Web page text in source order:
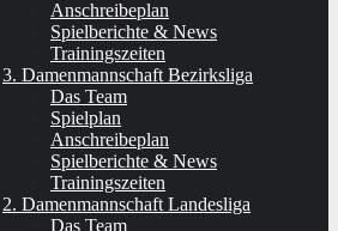
Anschreibeplan
Spielberichte & News
Trainingszeiten
3. Damenmannschaft Bezirksliga
Das Team
Spielplan
Anschreibeplan
Spielberichte & News
Trainingszeiten
2. Damenmannschaft Landesliga
Das Team